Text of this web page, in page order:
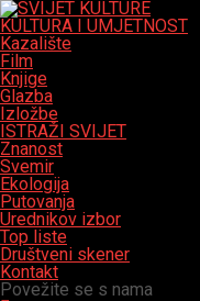
KULTURA I UMJETNOST
Kazalište
Film
Knjige
Glazba
Izložbe
ISTRAŽI SVIJET
Znanost
Svemir
Ekologija
Putovanja
Urednikov izbor
Top liste
Društveni skener
Kontakt
Povežite se s nama